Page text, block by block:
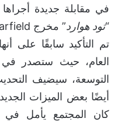
في مقابلة جديدة أجراها
“تود هوارد
تم التأكيد سابقًا على
العام، حيث ستصدر
أيضًا بعض الميزات
كان المجتمع يأمل في